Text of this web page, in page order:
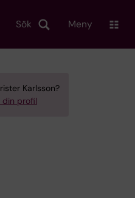
Sök Meny
Karlsson?
din profil